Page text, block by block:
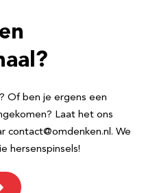
Of ben je ergens een
Laat het ons
contact@omdenken.nl. We
hersenspinsels!